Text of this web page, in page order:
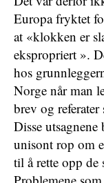
Europa fryktet
at «klokken er
ekspropriert ».
hos
Norge når man
brev og
Disse
unisont rop om
til å rette opp de